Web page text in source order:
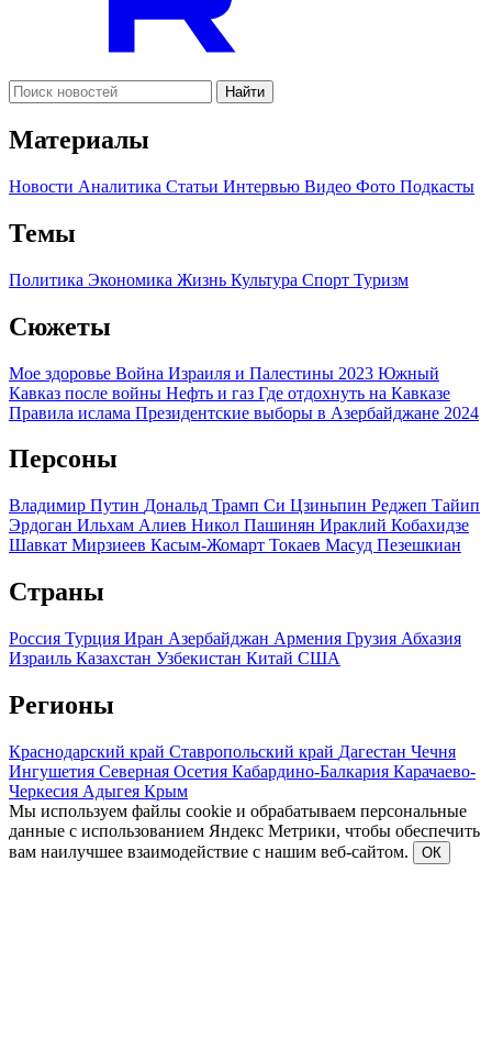
Найти
Материалы
Новости Аналитика Статьи Интервью Видео Фото Подкасты
Темы
Политика Экономика Жизнь Культура Спорт Туризм
Сюжеты
Мое здоровье Война Израиля и Палестины 2023 Южный
Кавказ после войны Нефть и газ Где отдохнуть на Кавказе
Правила ислама Президентские выборы в Азербайджане 2024
Персоны
Владимир Путин Дональд Трамп Си Цзиньпин Реджеп Тайип
Эрдоган Ильхам Алиев Никол Пашинян Ираклий Кобахидзе
Шавкат Мирзиеев Касым-Жомарт Токаев Масуд Пезешкиан
Страны
Россия Турция Иран Азербайджан Армения Грузия Абхазия
Израиль Казахстан Узбекистан Китай США
Регионы
Краснодарский край Ставропольский край Дагестан Чечня
Ингушетия Северная Осетия Кабардино-Балкария Карачаево-
Черкесия Адыгея Крым
Мы используем файлы cookie и обрабатываем персональные
данные с использованием Яндекс Метрики, чтобы обеспечить
вам наилучшее взаимодействие с нашим веб-сайтом.
ОК